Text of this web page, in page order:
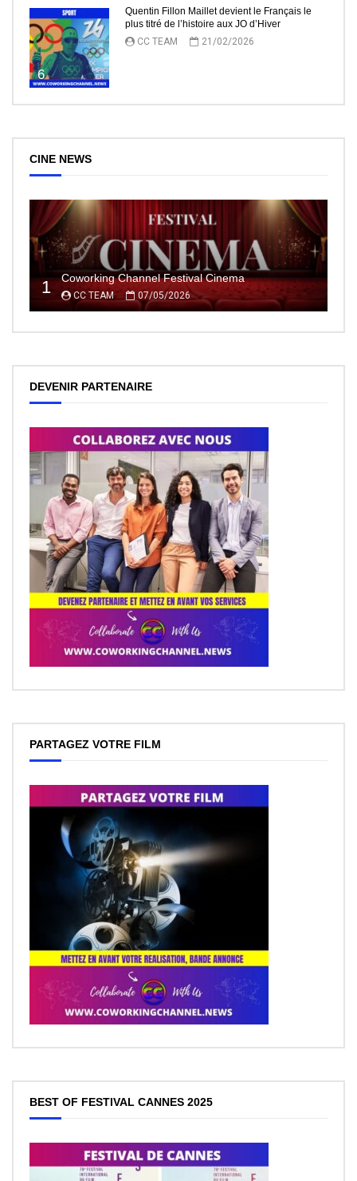
6
Quentin Fillon Maillet devient le Français le
plus titré de l’histoire aux JO d’Hiver
CC TEAM
21/02/2026
CINE NEWS
1 Coworking Channel Festival Cinema
CC TEAM 07/05/2026
DEVENIR PARTENAIRE
PARTAGEZ VOTRE FILM
BEST OF FESTIVAL CANNES 2025